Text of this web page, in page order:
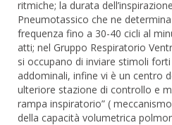
ritmiche; la durata
Pneumotassico che ne
frequenza fino a 30-40 cicli al
atti; nel Gruppo Respiratorio
si occupano di inviare stimoli
addominali, infine vi è un centro
ulteriore stazione di controllo e
rampa inspiratorio” (
della capacità volumetrica